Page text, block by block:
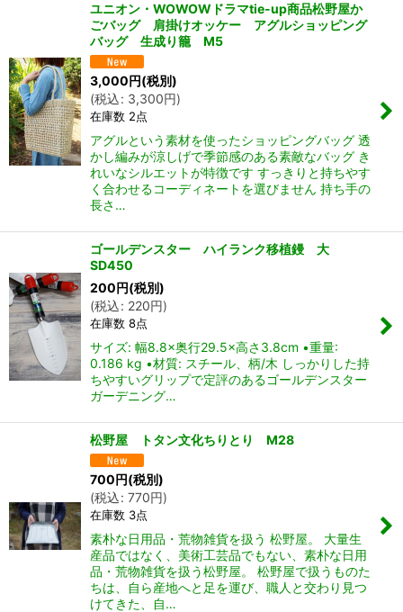
ユニオン・WOWOWドラマtie-up商品松野屋か
ごバッグ 肩掛けオッケー アグルショッピング
バッグ 生成り籠 M5
3,000円(税別)
(税込: 3,300円)
在庫数 2点
アグルという素材を使ったショッピングバッグ 透
かし編みが涼しげで季節感のある素敵なバッグ き
れいなシルエットが特徴です すっきりと持ちやす
く合わせるコーディネートを選びません 持ち手の
長さ…
ゴールデンスター ハイランク移植鏝 大
SD450
200円(税別)
(税込: 220円)
在庫数 8点
サイズ: 幅8.8×奥行29.5×高さ3.8cm •重量:
0.186 kg •材質: スチール、柄/木 しっかりした持
ちやすいグリップで定評のあるゴールデンスター
ガーデニング…
松野屋 トタン文化ちりとり M28
700円(税別)
(税込: 770円)
在庫数 3点
素朴な日用品・荒物雑貨を扱う 松野屋。 大量生
産品ではなく、美術工芸品でもない、素朴な日用
品・荒物雑貨を扱う松野屋。 松野屋で扱うものた
ちは、自ら産地へと足を運び、職人と交わり見つ
けてきた、自…